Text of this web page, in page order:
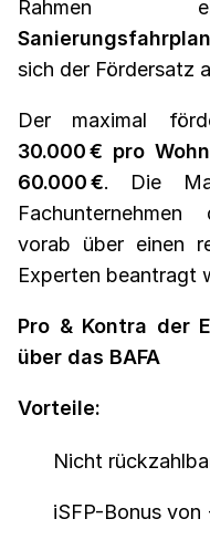
sich der Fördersatz
Der maximal
30.000 € pro
60.000 €. Die
vorab über einen
Experten beantragt
Pro & Kontra der
über das BAFA
Vorteile:
Nicht
iSFP-Bonus